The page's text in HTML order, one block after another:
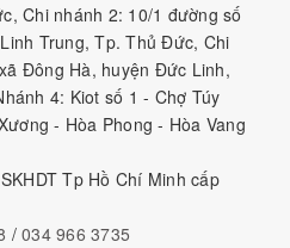
Chi nhánh 2: 10/1 đường số
Trung, Tp. Thủ Đức, Chi
Đông Hà, huyện Đức Linh,
4: Kiot số 1 - Chợ Túy
- Hòa Phong - Hòa Vang
SKHDT Tp Hồ Chí Minh cấp
/ 034 966 3735